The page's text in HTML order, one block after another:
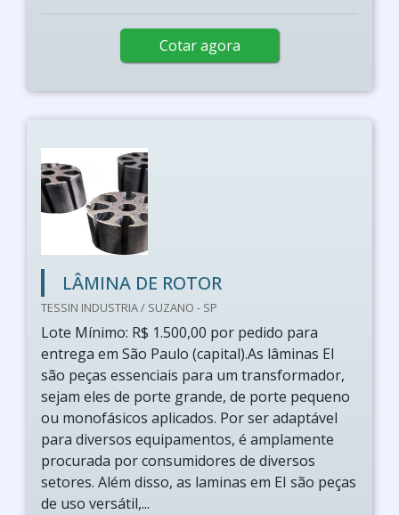
Cotar agora
LÂMINA DE ROTOR
TESSIN INDUSTRIA / SUZANO - SP
Lote Mínimo: R$ 1.500,00 por pedido para
entrega em São Paulo (capital).As lâminas EI
são peças essenciais para um transformador,
sejam eles de porte grande, de porte pequeno
ou monofásicos aplicados. Por ser adaptável
para diversos equipamentos, é amplamente
procurada por consumidores de diversos
setores. Além disso, as laminas em EI são peças
de uso versátil,...